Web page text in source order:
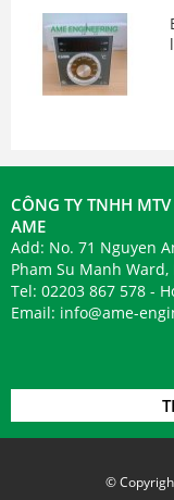
CÔNG TY TNHH
AME
Add: No. 71 Nguyen
Pham Su Manh
Tel: 02203 867 578 -
Email: info@ame-
©